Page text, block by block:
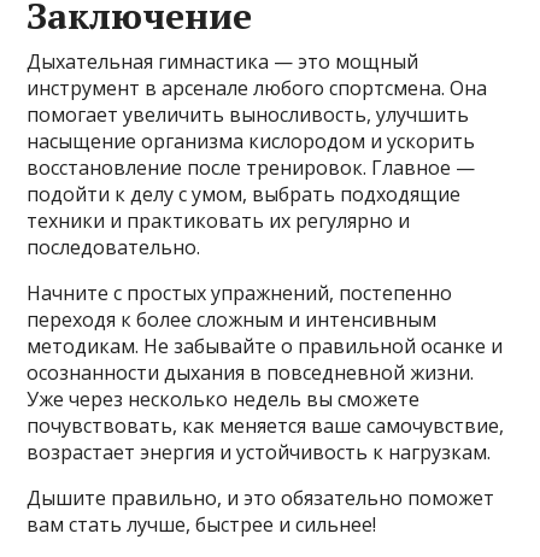
Заключение
Дыхательная гимнастика — это мощный
инструмент в арсенале любого спортсмена. Она
помогает увеличить выносливость, улучшить
насыщение организма кислородом и ускорить
восстановление после тренировок. Главное —
подойти к делу с умом, выбрать подходящие
техники и практиковать их регулярно и
последовательно.
Начните с простых упражнений, постепенно
переходя к более сложным и интенсивным
методикам. Не забывайте о правильной осанке и
осознанности дыхания в повседневной жизни.
Уже через несколько недель вы сможете
почувствовать, как меняется ваше самочувствие,
возрастает энергия и устойчивость к нагрузкам.
Дышите правильно, и это обязательно поможет
вам стать лучше, быстрее и сильнее!